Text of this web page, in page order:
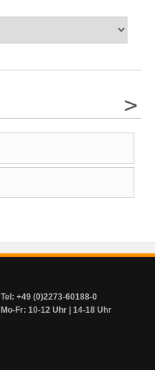
>
Tel: +49 (0)2273-60188-0
Mo-Fr: 10-12 Uhr | 14-18 Uhr